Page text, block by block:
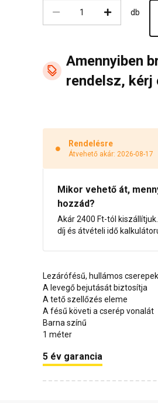
db
Amennyiben
rendelsz, kérj
Rendelésre
Átvehető akár: 2026-08-17
Mikor vehető át,
hozzád?
Akár 2400 Ft-tól
díj és átvételi idő
Lezárófésű, hullámos
A levegő bejutását biztosítja
A tető szellőzés eleme
A fésű követi a cserép vonalát
Barna színű
1 méter
5 év garancia